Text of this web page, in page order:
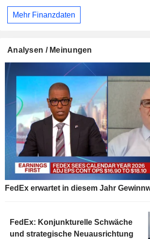
Mehr Finanzdaten
Analysen / Meinungen
FedEx erwartet in diesem Jahr
FedEx: Konjunkturelle Schwäche
und strategische Neuausrichtung